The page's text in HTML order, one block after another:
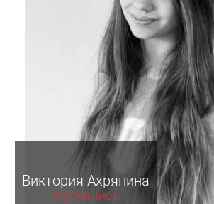
Виктория Ахряпина
журналист